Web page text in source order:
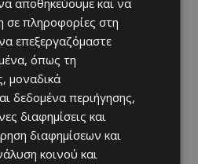
αποθηκεύουμε και να
σε πληροφορίες στη
επεξεργαζόμαστε
όπως τη
μοναδικά
δεδομένα περιήγησης,
διαφημίσεις και
διαφημίσεων και
κοινού και